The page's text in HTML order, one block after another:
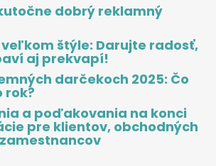
dobrý reklamný
veľkom štýle: Darujte radosť,
aj prekvapí!
darčekoch 2025: Čo
rok?
a poďakovania na konci
pre klientov, obchodných